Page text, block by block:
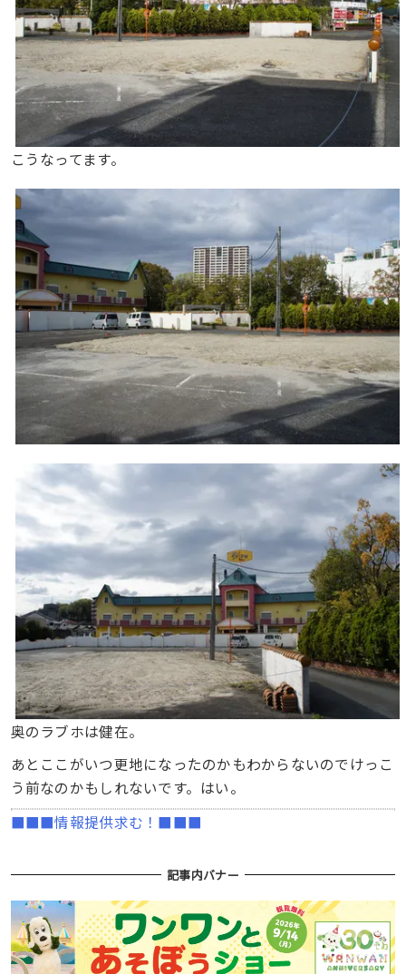
こうなってます。
奥のラブホは健在。
あとここがいつ更地になったのかもわからないのでけっこ
う前なのかもしれないです。はい。
■■■情報提供求む！■■■
記事内バナー